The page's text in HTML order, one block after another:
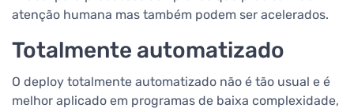
atenção humana mas também podem ser acelerados.
Totalmente automatizado
O deploy totalmente automatizado não é tão usual e é
melhor aplicado em programas de baixa complexidade,